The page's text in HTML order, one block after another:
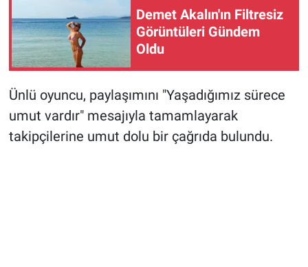
Demet Akalın'ın Filtresiz
Görüntüleri Gündem
Oldu
Ünlü oyuncu, paylaşımını "Yaşadığımız sürece
umut vardır" mesajıyla tamamlayarak
takipçilerine umut dolu bir çağrıda bulundu.